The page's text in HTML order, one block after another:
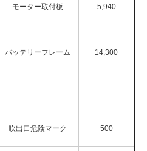
モーター取付板 5,940
バッテリーフレーム 14,300
吹出口危険マーク 500